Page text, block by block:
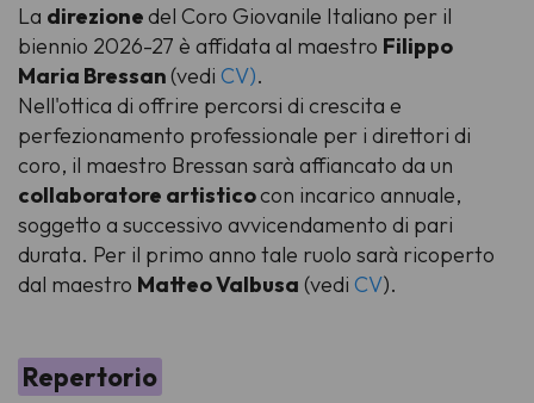
La direzionedel Coro Giovanile Italiano per il
biennio 2026-27 è affidata al maestro Filippo
Maria Bressan(vedi CV).
Nell'ottica di offrire percorsi di crescita e
perfezionamento professionale per i direttori di
coro, il maestro Bressan sarà affiancato da un
collaboratore artisticocon incarico annuale,
soggetto a successivo avvicendamento di pari
durata. Per il primo anno tale ruolo sarà ricoperto
dal maestro Matteo Valbusa (vedi CV).
Repertorio